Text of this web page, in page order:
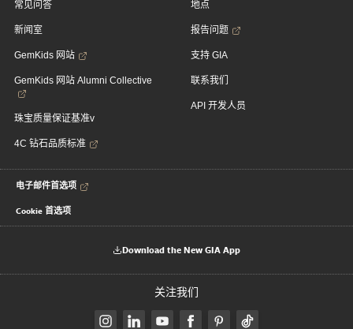
常见问答
新闻室
GemKids 网站
GemKids 网站 Alumni Collective
珠宝质量保证基准v
4C 钻石品质标准
地点
报告问题
支持 GIA
联系我们
API 开发人员
电子邮件首选项
Cookie 首选项
Download the New GIA App
关注我们